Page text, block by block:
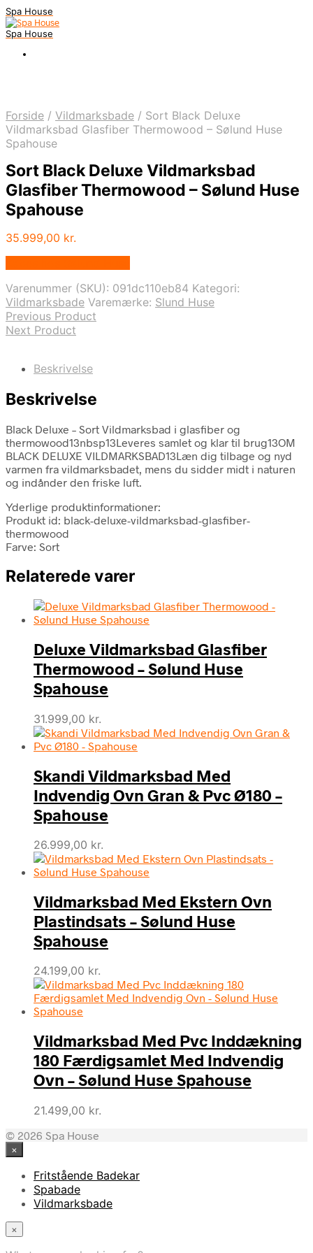
Spa House
Spa House
Forside / Vildmarksbade / Sort Black Deluxe
Vildmarksbad Glasfiber Thermowood – Sølund Huse
Spahouse
Sort Black Deluxe Vildmarksbad
Glasfiber Thermowood – Sølund Huse
Spahouse
35.999,00 kr.
Varenummer (SKU): 091dc110eb84 Kategori:
Vildmarksbade Varemærke: Slund Huse
Previous Product
Next Product
Beskrivelse
Beskrivelse
Black Deluxe – Sort Vildmarksbad i glasfiber og
thermowood13nbsp13Leveres samlet og klar til brug13OM
BLACK DELUXE VILDMARKSBAD13Læn dig tilbage og nyd
varmen fra vildmarksbadet, mens du sidder midt i naturen
og indånder den friske luft.
Yderlige produktinformationer:
Produkt id: black-deluxe-vildmarksbad-glasfiber-
thermowood
Farve: Sort
Relaterede varer
Deluxe Vildmarksbad Glasfiber
Thermowood – Sølund Huse
Spahouse
31.999,00 kr.
Skandi Vildmarksbad Med
Indvendig Ovn Gran & Pvc Ø180 –
Spahouse
26.999,00 kr.
Vildmarksbad Med Ekstern Ovn
Plastindsats – Sølund Huse
Spahouse
24.199,00 kr.
Vildmarksbad Med Pvc Inddækning
180 Færdigsamlet Med Indvendig
Ovn – Sølund Huse Spahouse
21.499,00 kr.
© 2026 Spa House
×
Fritstående Badekar
Spabade
Vildmarksbade
×